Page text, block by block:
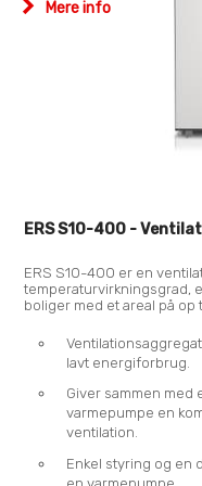
Mere info og downloads
ERS S10-400 -
ERS S10-400 er en
temperaturvirkningsgrad,
boliger med et areal på op
lavt energiforbrug.
Giver sammen
varmepumpe en
ventilation.
Enkel styring og en